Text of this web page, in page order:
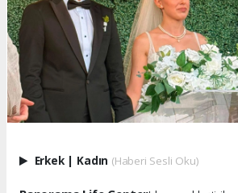
Erkek | Kadın (Haberi Sesli Oku)